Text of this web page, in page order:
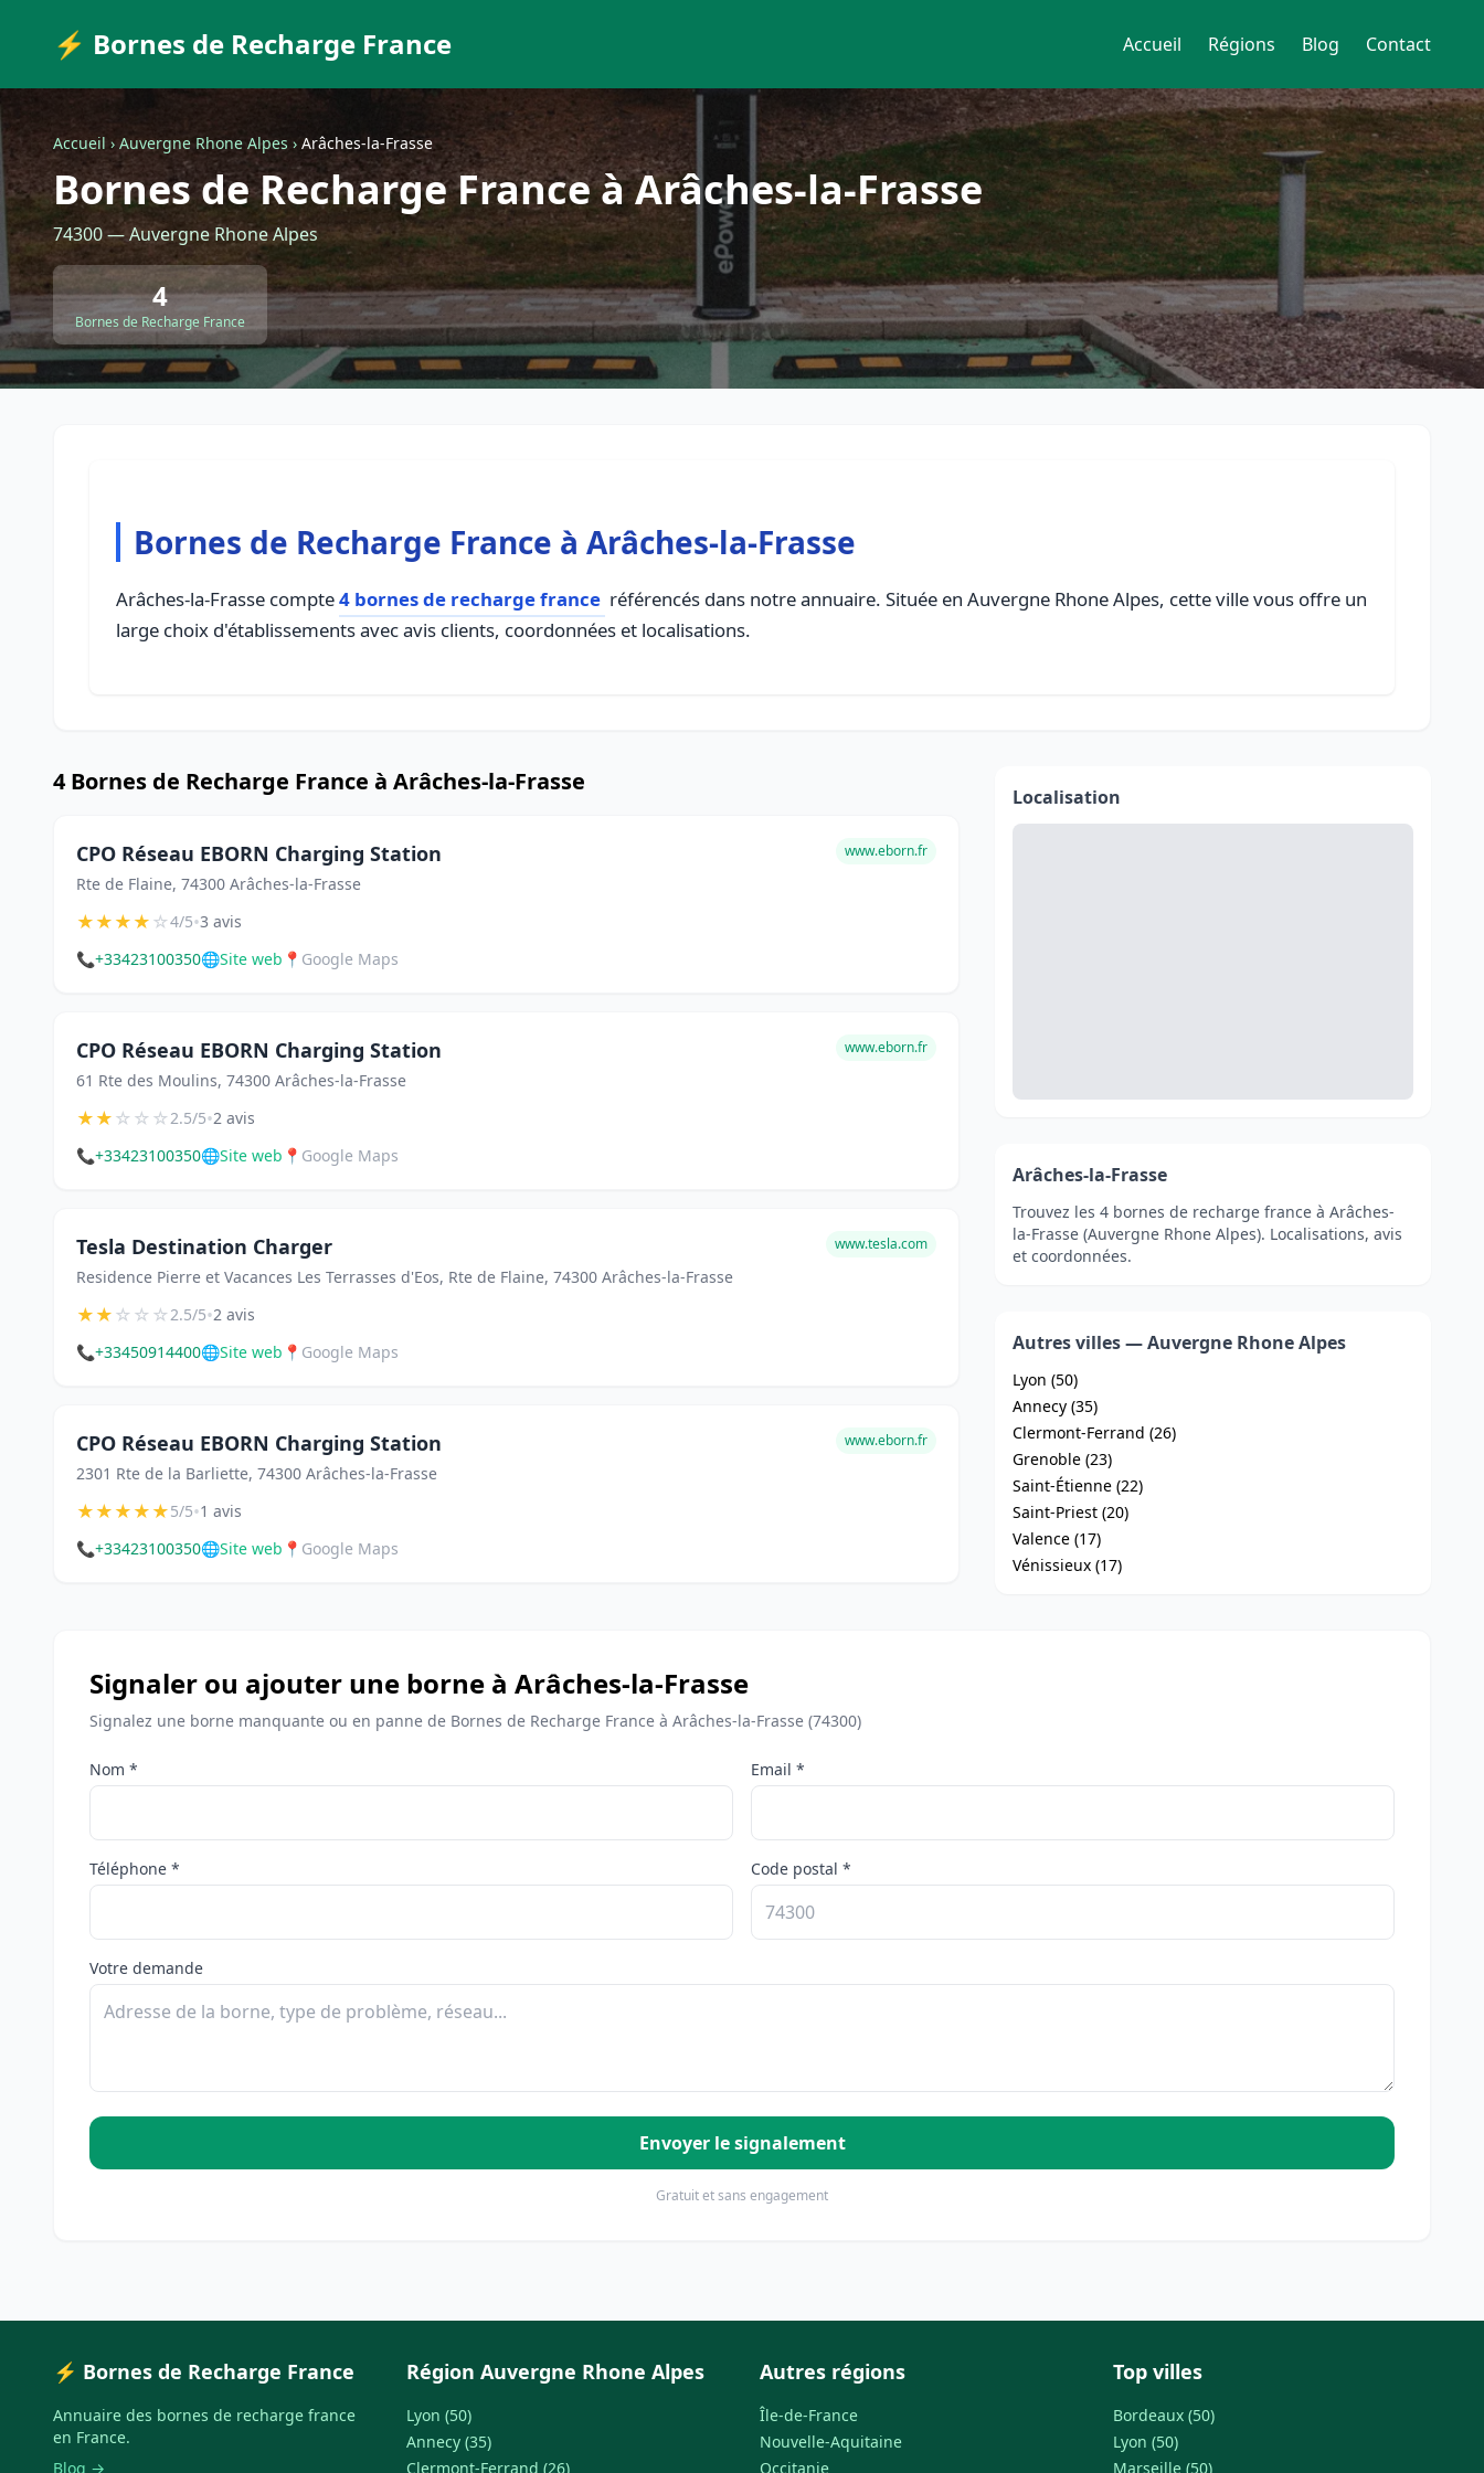
⚡ Bornes de Recharge France Accueil Régions Blog Contact
Accueil › Auvergne Rhone Alpes › Arâches-la-Frasse
Bornes de Recharge France à Arâches-la-Frasse
74300 — Auvergne Rhone Alpes
4
Bornes de Recharge France
Bornes de Recharge France à Arâches-la-Frasse
Arâches-la-Frasse compte4 bornes de recharge france référencés dans notre annuaire. Située en Auvergne Rhone Alpes, cette ville vous offre un
large choix d'établissements avec avis clients, coordonnées et localisations.
4 Bornes de Recharge France à Arâches-la-Frasse
CPO Réseau EBORN Charging Station
Rte de Flaine, 74300 Arâches-la-Frasse
www.eborn.fr
★★★★☆4/5•3 avis
📞+33423100350🌐Site web 📍 Google Maps
CPO Réseau EBORN Charging Station
61 Rte des Moulins, 74300 Arâches-la-Frasse
www.eborn.fr
★★☆☆☆2.5/5•2 avis
📞+33423100350🌐Site web 📍 Google Maps
Tesla Destination Charger
Residence Pierre et Vacances Les Terrasses d'Eos, Rte de Flaine, 74300 Arâches-la-Frasse
www.tesla.com
★★☆☆☆2.5/5•2 avis
📞+33450914400🌐Site web 📍 Google Maps
CPO Réseau EBORN Charging Station
2301 Rte de la Barliette, 74300 Arâches-la-Frasse
www.eborn.fr
★★★★★5/5•1 avis
📞+33423100350🌐Site web 📍 Google Maps
Localisation
Arâches-la-Frasse
Trouvez les 4 bornes de recharge france à Arâches-
la-Frasse (Auvergne Rhone Alpes). Localisations, avis
et coordonnées.
Autres villes — Auvergne Rhone Alpes
Lyon (50)
Annecy (35)
Clermont-Ferrand (26)
Grenoble (23)
Saint-Étienne (22)
Saint-Priest (20)
Valence (17)
Vénissieux (17)
Signaler ou ajouter une borne à Arâches-la-Frasse
Signalez une borne manquante ou en panne de Bornes de Recharge France à Arâches-la-Frasse (74300)
Nom * Email *
Téléphone * Code postal *
Votre demande
Envoyer le signalement
Gratuit et sans engagement
⚡ Bornes de Recharge France
Annuaire des bornes de recharge france
en France.
Blog →
Région Auvergne Rhone Alpes
Lyon (50)
Annecy (35)
Clermont-Ferrand (26)
Autres régions
Île-de-France
Nouvelle-Aquitaine
Occitanie
Top villes
Bordeaux (50)
Lyon (50)
Marseille (50)